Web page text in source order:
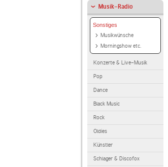
Musik-Radio
Sonstiges
Musikwünsche
Morningshow etc.
Konzerte & Live-Musik
Pop
Dance
Black Music
Rock
Oldies
Künstler
Schlager & Discofox